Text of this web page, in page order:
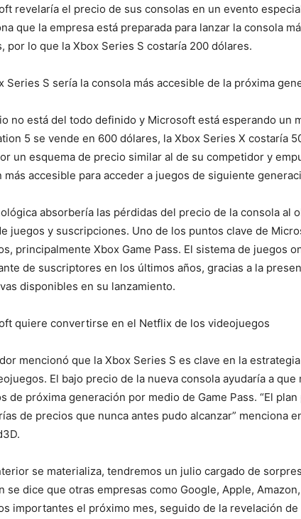
revelaría el precio de sus consolas en un evento
que la empresa está preparada para lanzar la consola
por lo que la Xbox Series S costaría 200 dólares.
Series S sería la consola más accesible de la próxima
no está del todo definido y Microsoft está esperando un
5 se vende en 600 dólares, la Xbox Series X costaría
un esquema de precio similar al de su competidor y
más accesible para acceder a juegos de siguiente
absorbería las pérdidas del precio de la consola al
juegos y suscripciones. Uno de los puntos clave de
principalmente Xbox Game Pass. El sistema de juegos
de suscriptores en los últimos años, gracias a la
disponibles en su lanzamiento.
quiere convertirse en el Netflix de los videojuegos
mencionó que la Xbox Series S es clave en la
El bajo precio de la nueva consola ayudaría a
de próxima generación por medio de Game Pass. “El
de precios que nunca antes pudo alcanzar” menciona
se materializa, tendremos un julio cargado de
se dice que otras empresas como Google, Apple,
importantes el próximo mes, seguido de la revelación